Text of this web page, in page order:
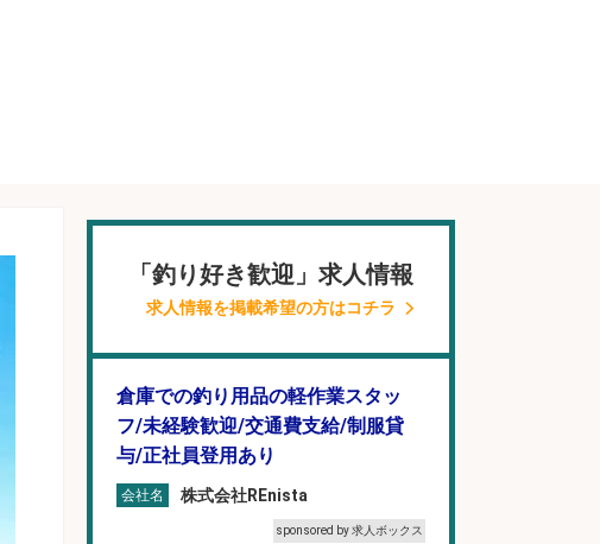
「釣り好き歓迎」求人情報
求人情報を掲載希望の方はコチラ
倉庫での釣り用品の軽作業スタッ
フ/未経験歓迎/交通費支給/制服貸
与/正社員登用あり
会社名 株式会社REnista
sponsored by 求人ボックス